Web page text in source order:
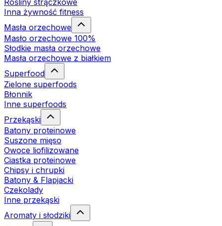
Rośliny strączkowe
Inna żywność fitness
Masła orzechowe
Masło orzechowe 100%
Słodkie masła orzechowe
Masła orzechowe z białkiem
Superfood
Zielone superfoods
Błonnik
Inne superfoods
Przekąski
Batony proteinowe
Suszone mięso
Owoce liofilizowane
Ciastka proteinowe
Chipsy i chrupki
Batony & Flapjacki
Czekolady
Inne przekąski
Aromaty i słodziki